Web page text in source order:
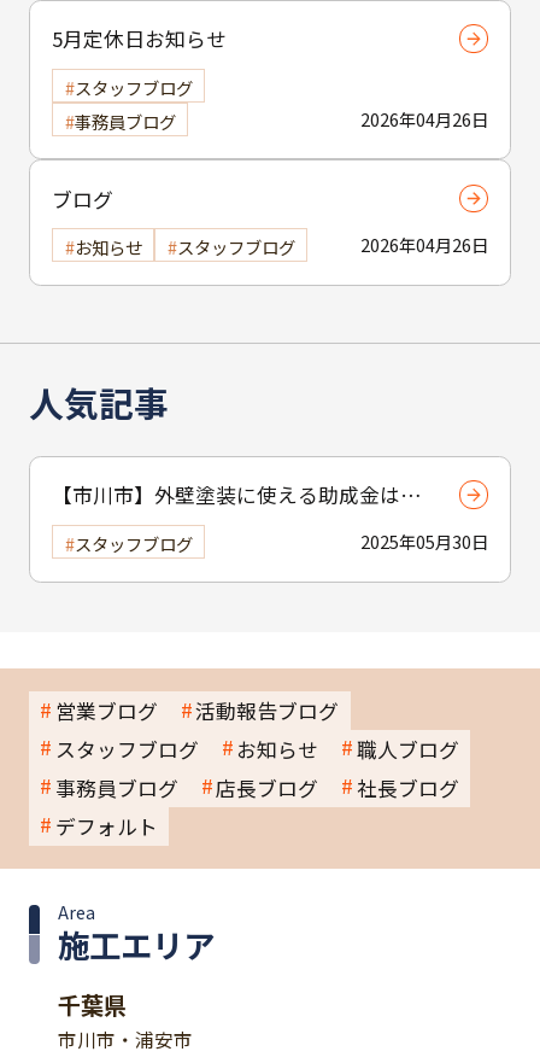
5月定休日お知らせ
2026年04月26日
スタッフブログ
事務員ブログ
ブログ
2026年04月26日
お知らせ スタッフブログ
人気記事
【市川市】外壁塗装に使える助成金はあ
る？ 補助制度と費用を抑えるコツを紹介2025年05月30日
スタッフブログ
営業ブログ
活動報告ブログ
スタッフブログ
お知らせ
職人ブログ
事務員ブログ
店長ブログ
社長ブログ
デフォルト
施工エリア
Area
千葉県
市川市・浦安市